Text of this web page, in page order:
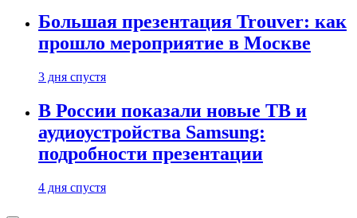
Большая презентация Trouver: как
прошло мероприятие в Москве
3 дня спустя
В России показали новые ТВ и
аудиоустройства Samsung:
подробности презентации
4 дня спустя